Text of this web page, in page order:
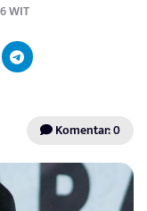
WIT
Komentar: 0